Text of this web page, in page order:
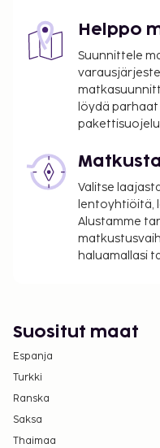
Helppo
Suunnittele
löydä
Valitse
lentoyhtiöitä,
Alustamme
haluamallasi
Suositut maat
Espanja
Turkki
Ranska
Saksa
Thaimaa